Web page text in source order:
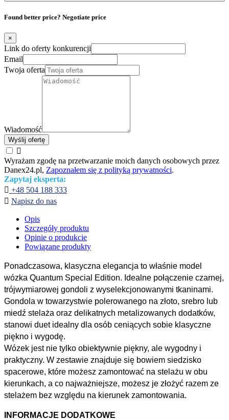
Found better price? Negotiate price
×
Link do oferty konkurencji
Email
Twoja oferta
Wiadomość
Wyślij ofertę

Wyrażam zgodę na przetwarzanie moich danych osobowych przez
Danex24.pl, Zapoznałem się z polityką prywatności.
Zapytaj eksperta:
 +48 504 188 333
 Napisz do nas
Opis
Szczegóły produktu
Opinie o produkcie
Powiązane produkty
Ponadczasowa, klasyczna elegancja to właśnie model
wózka Quantum Special Edition. Idealne połączenie czarnej,
trójwymiarowej gondoli z wyselekcjonowanymi tkaninami.
Gondola w towarzystwie polerowanego na złoto, srebro lub
miedź stelaża oraz delikatnych metalizowanych dodatków,
stanowi duet idealny dla osób ceniących sobie klasyczne
piękno i wygodę.
Wózek jest nie tylko obiektywnie piękny, ale wygodny i
praktyczny. W zestawie znajduje się bowiem siedzisko
spacerowe, które możesz zamontować na stelażu w obu
kierunkach, a co najważniejsze, możesz je złożyć razem ze
stelażem bez względu na kierunek zamontowania.
INFORMACJE DODATKOWE